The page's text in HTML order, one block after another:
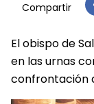
Compartir
El obispo de
en las urnas
confrontación